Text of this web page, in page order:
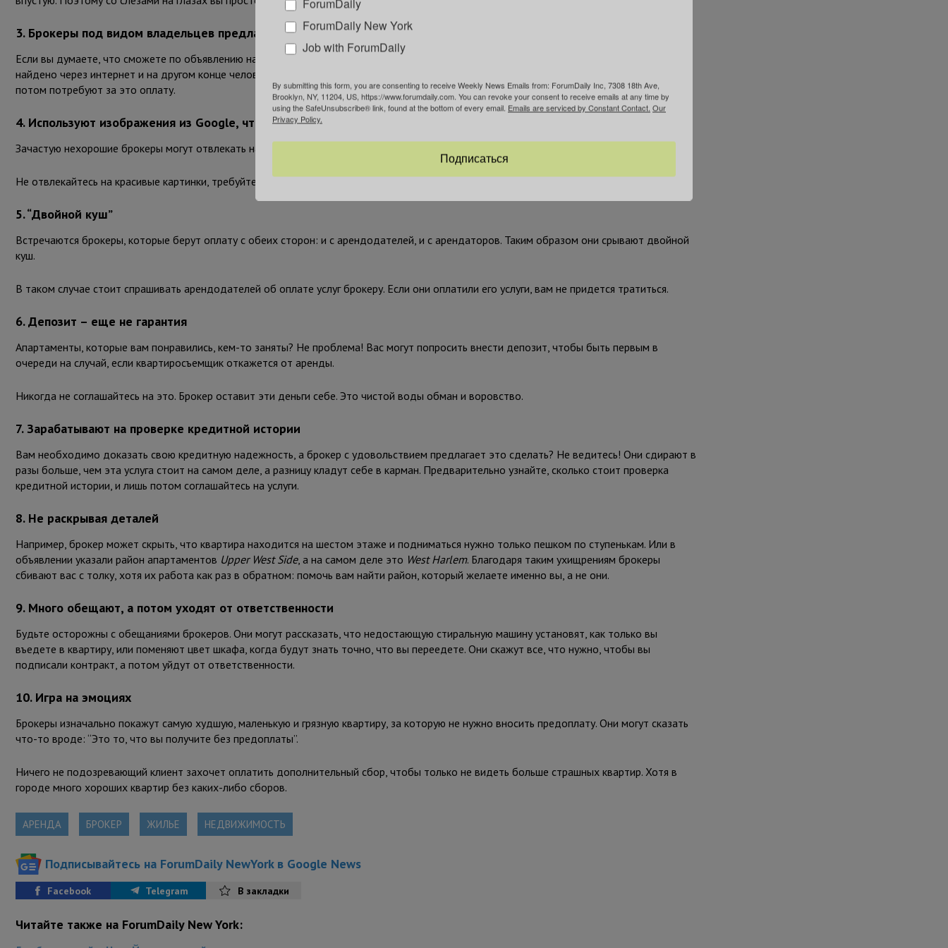
3. Брокеры под видом владельцев предлагают квартиры в аренду
Если вы думаете, что сможете по объявлению найти квартиру без посредников, мы должны вас разочаровать. Даже если объявление
найдено через интернет и на другом конце человек представился как владелец, не верьте. Они вас встретят, покажут апартаменты, а
потом потребуют за это оплату.
4. Используют изображения из Google, чтобы получше разрекламировать квартиру
Зачастую нехорошие брокеры могут отвлекать наше внимание от интерьера квартиры фотографиями улиц, играя на наших фантазиях.
Не отвлекайтесь на красивые картинки, требуйте реальные фото интерьера.
5. “Двойной куш”
Встречаются брокеры, которые берут оплату с обеих сторон: и с арендодателей, и с арендаторов. Таким образом они срывают двойной
куш.
В таком случае стоит спрашивать арендодателей об оплате услуг брокеру. Если они оплатили его услуги, вам не придется тратиться.
6. Депозит – еще не гарантия
Апартаменты, которые вам понравились, кем-то заняты? Не проблема! Вас могут попросить внести депозит, чтобы быть первым в
очереди на случай, если квартиросъемщик откажется от аренды.
Никогда не соглашайтесь на это. Брокер оставит эти деньги себе. Это чистой воды обман и воровство.
7. Зарабатывают на проверке кредитной истории
Вам необходимо доказать свою кредитную надежность, а брокер с удовольствием предлагает это сделать? Не ведитесь! Они сдирают в
разы больше, чем эта услуга стоит на самом деле, а разницу кладут себе в карман. Предварительно узнайте, сколько стоит проверка
кредитной истории, и лишь потом соглашайтесь на услуги.
8. Не раскрывая деталей
Например, брокер может скрыть, что квартира находится на шестом этаже и подниматься нужно только пешком по ступенькам. Или в
объявлении указали район апартаментов Upper West Side, а на самом деле это West Harlem. Благодаря таким ухищрениям брокеры
сбивают вас с толку, хотя их работа как раз в обратном: помочь вам найти район, который желаете именно вы, а не они.
9. Много обещают, а потом уходят от ответственности
Будьте осторожны с обещаниями брокеров. Они могут рассказать, что недостающую стиральную машину установят, как только вы
въедете в квартиру, или поменяют цвет шкафа, когда будут знать точно, что вы переедете. Они скажут все, что нужно, чтобы вы
подписали контракт, а потом уйдут от ответственности.
10. Игра на эмоциях
Брокеры изначально покажут самую худшую, маленькую и грязную квартиру, за которую не нужно вносить предоплату. Они могут сказать
что-то вроде: “Это то, что вы получите без предоплаты”.
Ничего не подозревающий клиент захочет оплатить дополнительный сбор, чтобы только не видеть больше страшных квартир. Хотя в
городе много хороших квартир без каких-либо сборов.
АРЕНДА БРОКЕР ЖИЛЬЕ НЕДВИЖИМОСТЬ
Подписывайтесь на ForumDaily NewYork в Google News
Facebook Telegram В закладки
Читайте также на ForumDaily New York:
ForumDaily
ForumDaily New York
Job with ForumDaily
By submitting this form, you are consenting to receive Weekly News Emails from: ForumDaily Inc, 7308 18th Ave,
Brooklyn, NY, 11204, US, https://www.forumdaily.com. You can revoke your consent to receive emails at any time by
using the SafeUnsubscribe® link, found at the bottom of every email. Emails are serviced by Constant Contact. Our
Privacy Policy.
Подписаться